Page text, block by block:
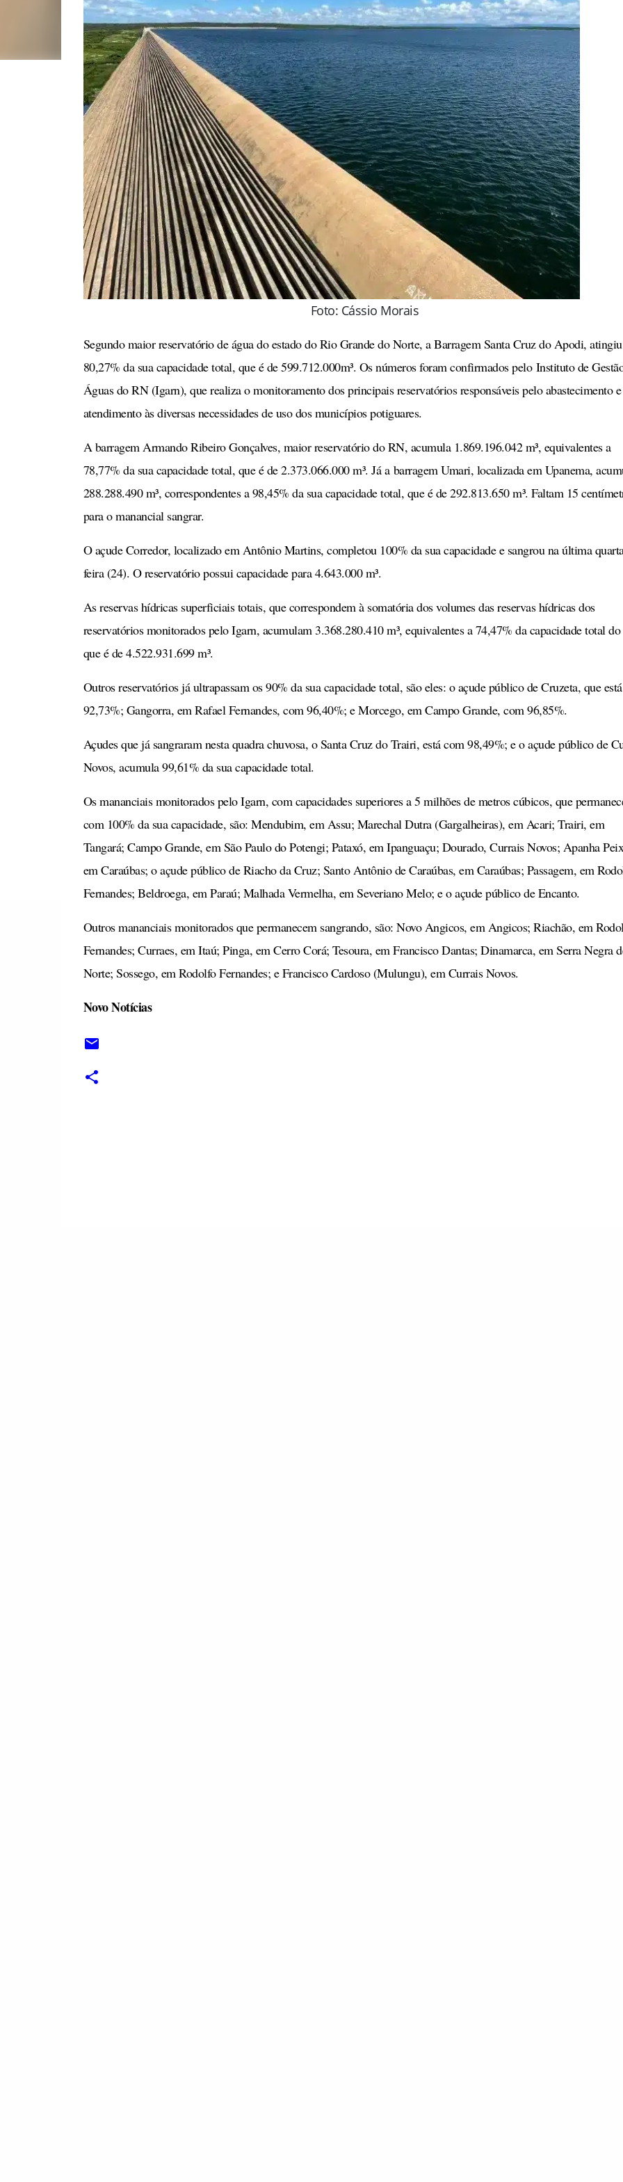
Foto: Cássio Morais
Segundo maior reservatório de água do estado do Rio Grande do Norte, a Barragem Santa Cruz do Apodi, atingiu
80,27% da sua capacidade total, que é de 599.712.000m³. Os números foram confirmados pelo Instituto de
Águas do RN (Igarn), que realiza o monitoramento dos principais reservatórios responsáveis pelo abastecimento e
atendimento às diversas necessidades de uso dos municípios potiguares.
A barragem Armando Ribeiro Gonçalves, maior reservatório do RN, acumula 1.869.196.042 m³, equivalentes a
78,77% da sua capacidade total, que é de 2.373.066.000 m³. Já a barragem Umari, localizada em Upanema,
288.288.490 m³, correspondentes a 98,45% da sua capacidade total, que é de 292.813.650 m³. Faltam 15
para o manancial sangrar.
O açude Corredor, localizado em Antônio Martins, completou 100% da sua capacidade e sangrou na última
feira (24). O reservatório possui capacidade para 4.643.000 m³.
As reservas hídricas superficiais totais, que correspondem à somatória dos volumes das reservas hídricas dos
reservatórios monitorados pelo Igarn, acumulam 3.368.280.410 m³, equivalentes a 74,47% da capacidade total
que é de 4.522.931.699 m³.
Outros reservatórios já ultrapassam os 90% da sua capacidade total, são eles: o açude público de Cruzeta, que
92,73%; Gangorra, em Rafael Fernandes, com 96,40%; e Morcego, em Campo Grande, com 96,85%.
Açudes que já sangraram nesta quadra chuvosa, o Santa Cruz do Trairi, está com 98,49%; e o açude público de
Novos, acumula 99,61% da sua capacidade total.
Os mananciais monitorados pelo Igarn, com capacidades superiores a 5 milhões de metros cúbicos, que
com 100% da sua capacidade, são: Mendubim, em Assu; Marechal Dutra (Gargalheiras), em Acari; Trairi, em
Tangará; Campo Grande, em São Paulo do Potengi; Pataxó, em Ipanguaçu; Dourado, Currais Novos; Apanha
em Caraúbas; o açude público de Riacho da Cruz; Santo Antônio de Caraúbas, em Caraúbas; Passagem, em
Fernandes; Beldroega, em Paraú; Malhada Vermelha, em Severiano Melo; e o açude público de Encanto.
Outros mananciais monitorados que permanecem sangrando, são: Novo Angicos, em Angicos; Riachão, em
Fernandes; Curraes, em Itaú; Pinga, em Cerro Corá; Tesoura, em Francisco Dantas; Dinamarca, em Serra Negra
Norte; Sossego, em Rodolfo Fernandes; e Francisco Cardoso (Mulungu), em Currais Novos.
Novo Notícias